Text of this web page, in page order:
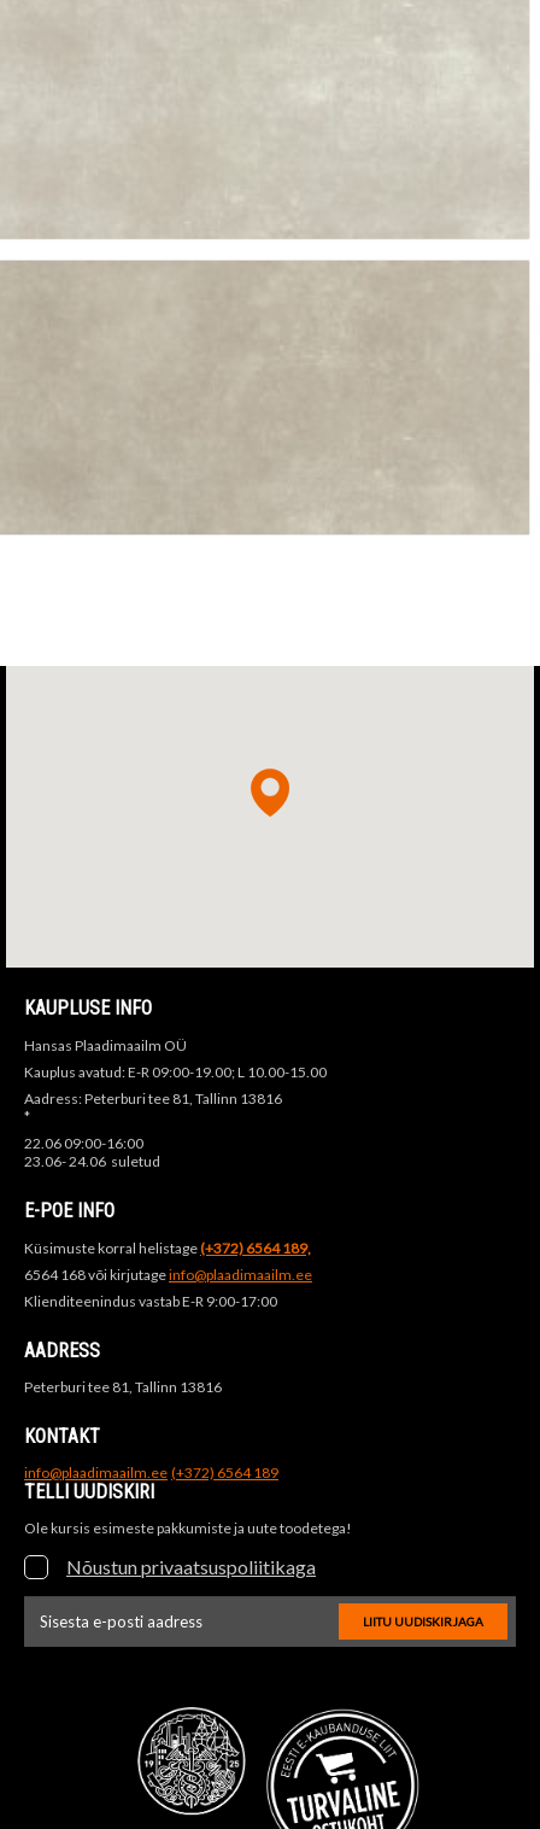
KAUPLUSE INFO
Hansas Plaadimaailm OÜ
Kauplus avatud: E-R 09:00-19.00; L 10.00-15.00
Aadress: Peterburi tee 81, Tallinn 13816
*
22.06 09:00-16:00
23.06- 24.06 suletud
E-POE INFO
Küsimuste korral helistage(+372) 6564 189,
6564 168 või kirjutageinfo@plaadimaailm.ee
Klienditeenindus vastab E-R 9:00-17:00
AADRESS
Peterburi tee 81, Tallinn 13816
KONTAKT
info@plaadimaailm.ee (+372) 6564 189
TELLI UUDISKIRI
Ole kursis esimeste pakkumiste ja uute toodetega!
Nõustun privaatsuspoliitikaga
LIITU UUDISKIRJAGA